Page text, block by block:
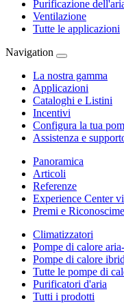
Purificazione
Ventilazione
Tutte le applicazioni
Navigation
La nostra gamma
Applicazioni
Cataloghi e Listini
Incentivi
Configura la tua
Assistenza e
Panoramica
Articoli
Referenze
Experience Center
Premi e
Climatizzatori
Pompe di calore
Pompe di calore
Tutte le pompe di
Purificatori d'aria
Tutti i prodotti